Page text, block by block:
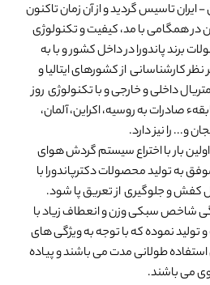
1375 در تهران - ایران تاسیس گردید و از آن زمان تاکنون
در همگامی با مد، کیفیت و تکنولوژی
برند پاندورا در داخل کشور و با به
کارشناسانی از کشورهای ایتالیا و
داخلی و خارجی و با تکنولوژی روز
صادرات به روسیه، اکراین، آلمان،
و... را نیز دارد.
بار با اختراع سیستم گردش هوای
به تولید محصولات دکترپاندورا با
کفش و جلوگیری از تعریق پا شود.
شاخص سبکی وزن و انعطاف زیاد با
نموده که با توجه به ویژگی های
طولانی مدت می باشند و پیاده
می باشند.